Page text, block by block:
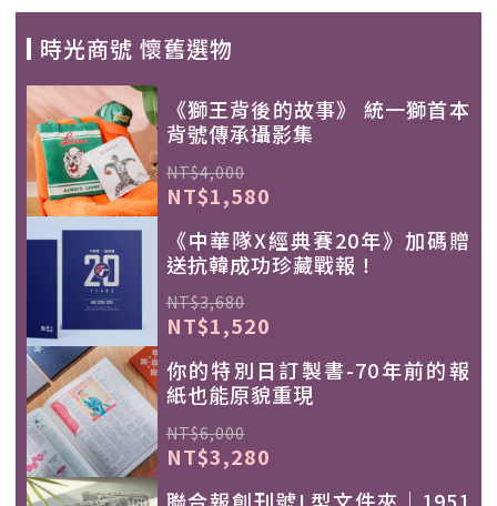
時光商號 懷舊選物
《獅王背後的故事》 統一獅首本
背號傳承攝影集
NT$4,000
NT$1,580
《中華隊X經典賽20年》加碼贈
送抗韓成功珍藏戰報！
NT$3,680
NT$1,520
你的特別日訂製書-70年前的報
紙也能原貌重現
NT$6,000
NT$3,280
聯合報創刊號L型文件夾｜1951